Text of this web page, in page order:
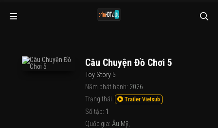
Câu Chuyện Đồ Chơi 5
Toy Story 5
Năm phát hành: 2026
Trạng thái
Trailer Vietsub
Số tập: 1
Quốc gia: Âu Mỹ